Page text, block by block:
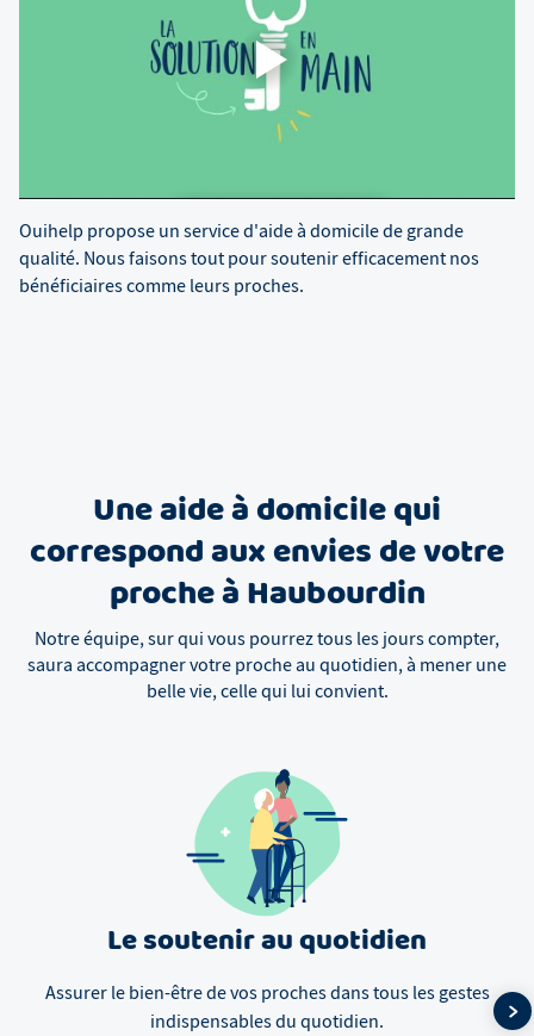
Ouihelp propose un service d'aide à domicile de grande
qualité. Nous faisons tout pour soutenir efficacement nos
bénéficiaires comme leurs proches.
Une aide à domicile qui
correspond aux envies de votre
proche à Haubourdin
Notre équipe, sur qui vous pourrez tous les jours compter,
saura accompagner votre proche au quotidien, à mener une
belle vie, celle qui lui convient.
Le soutenir au quotidien
Assurer le bien-être de vos proches dans tous les gestes
indispensables du quotidien.